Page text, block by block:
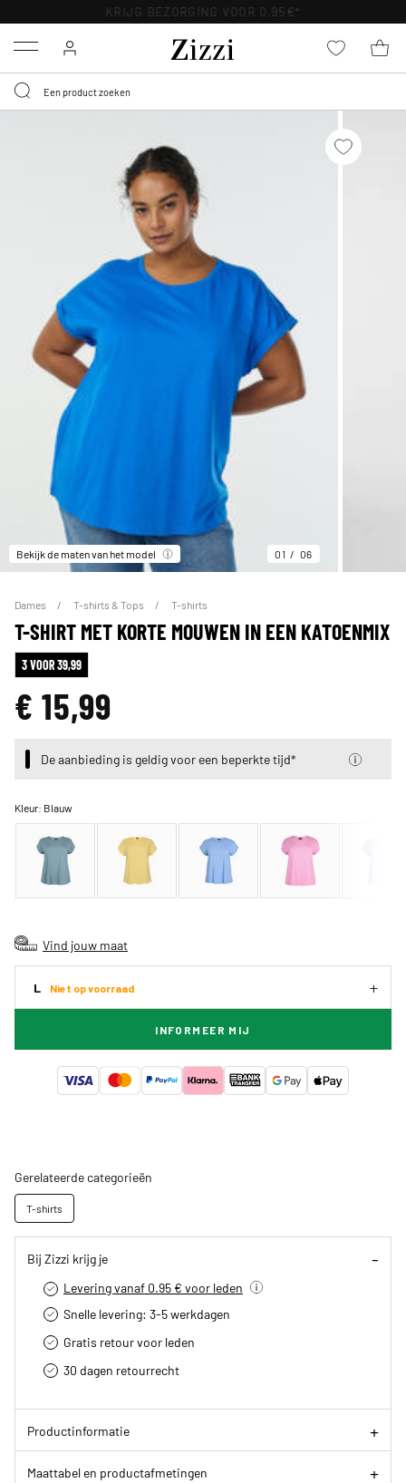
KRIJG BEZORGING VOOR 0,95€*
Menu
Bekijk de maten van het model 01 06
Dames T-shirts & Tops T-shirts
T-SHIRT MET KORTE MOUWEN IN EEN KATOENMIX
3 VOOR 39,99
€ 15,99
De aanbieding is geldig voor een beperkte tijd*
Kleur: Blauw
Vind jouw maat
L Niet op voorraad
INFORMEER MIJ
Gerelateerde categorieën
T-shirts
Bij Zizzi krijg je
Levering vanaf 0.95 € voor leden
Snelle levering: 3-5 werkdagen
Gratis retour voor leden
30 dagen retourrecht­
Productinformatie
Maattabel en productafmetingen